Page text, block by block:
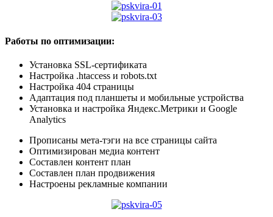
Работы по оптимизации:
Установка SSL-сертификата
Настройка .htaccess и robots.txt
Настройка 404 страницы
Адаптация под планшеты и мобильные устройства
Установка и настройка Яндекс.Метрики и Google
Analytics
Прописаны мета-тэги на все страницы сайта
Оптимизирован медиа контент
Составлен контент план
Составлен план продвижения
Настроены рекламные компании